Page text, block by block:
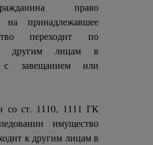
право
на принадлежавшее
переходит по
к другим лицам в
с завещанием или
со ст. 1110, 1111 ГК
имущество
к другим лицам в